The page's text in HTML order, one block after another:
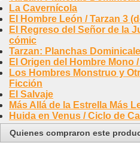
La Cavernícola
El Hombre León / Tarzan 3
El Regreso del Señor de la
cómic
Tarzan: Planchas
El Origen del Hombre Mono
Los Hombres Monstruo y
Ficción
El Salvaje
Más Allá de la Estrella Más
Huida en Venus / Ciclo de
Quienes compraron este